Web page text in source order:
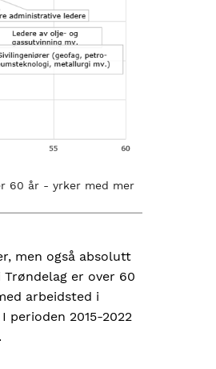
60 år - yrker med mer
men også absolutt
er over 60
arbeidsted i
perioden 2015-2022